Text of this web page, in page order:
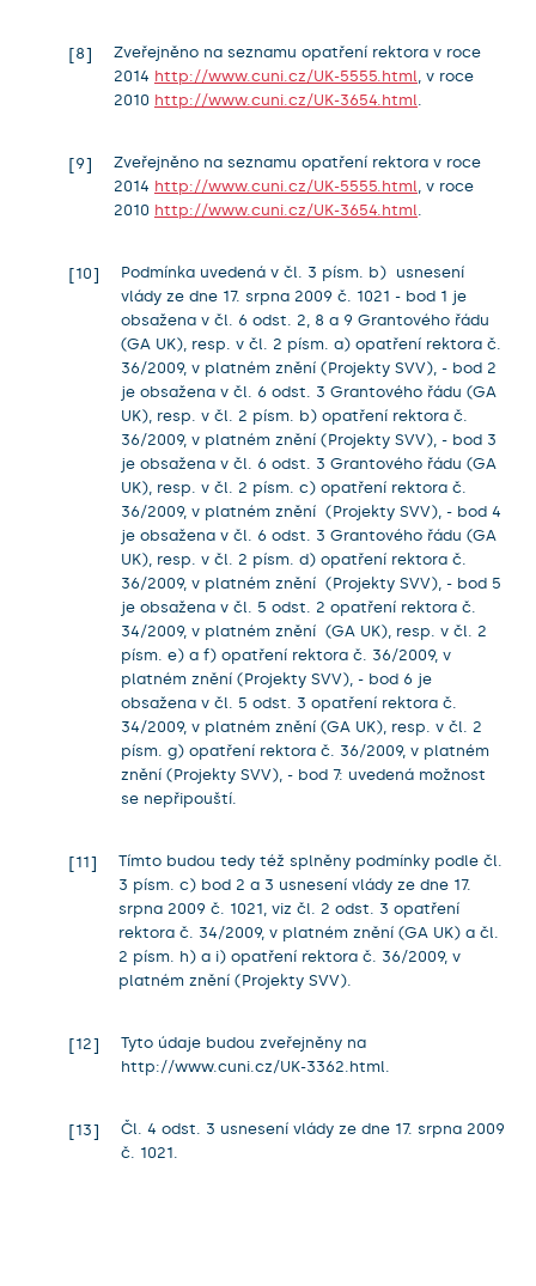
8
Zveřejněno na seznamu opatření rektora v roce
2014 http://www.cuni.cz/UK-5555.html , v roce
2010 http://www.cuni.cz/UK-3654.html
9
Zveřejněno na seznamu opatření rektora v roce
2014 http://www.cuni.cz/UK-5555.html , v roce
2010 http://www.cuni.cz/UK-3654.html
10
Podmínka uvedená v čl. 3 písm. b) usnesení
vlády ze dne 17. srpna 2009 č. 1021 - bod 1 je
obsažena v čl. 6 odst. 2, 8 a 9 Grantového řádu
(GA UK), resp. v čl. 2 písm. a) opatření rektora č.
36/2009, v platném znění (Projekty SVV), - bod 2
je obsažena v čl. 6 odst. 3 Grantového řádu (GA
UK), resp. v čl. 2 písm. b) opatření rektora č.
36/2009, v platném znění (Projekty SVV), - bod 3
je obsažena v čl. 6 odst. 3 Grantového řádu (GA
UK), resp. v čl. 2 písm. c) opatření rektora č.
36/2009, v platném znění (Projekty SVV), - bod 4
je obsažena v čl. 6 odst. 3 Grantového řádu (GA
UK), resp. v čl. 2 písm. d) opatření rektora č.
36/2009, v platném znění (Projekty SVV), - bod 5
je obsažena v čl. 5 odst. 2 opatření rektora č.
34/2009, v platném znění (GA UK), resp. v čl. 2
písm. e) a f) opatření rektora č. 36/2009, v
platném znění (Projekty SVV), - bod 6 je
obsažena v čl. 5 odst. 3 opatření rektora č.
34/2009, v platném znění (GA UK), resp. v čl. 2
písm. g) opatření rektora č. 36/2009, v platném
znění (Projekty SVV), - bod 7: uvedená možnost
se nepřipouští.
11
Tímto budou tedy též splněny podmínky podle čl.
3 písm. c) bod 2 a 3 usnesení vlády ze dne 17.
srpna 2009 č. 1021, viz čl. 2 odst. 3 opatření
rektora č. 34/2009, v platném znění (GA UK) a čl.
2 písm. h) a i) opatření rektora č. 36/2009, v
platném znění (Projekty SVV).
12
Tyto údaje budou zveřejněny na
http://www.cuni.cz/UK-3362.html.
13
Čl. 4 odst. 3 usnesení vlády ze dne 17. srpna 2009
č. 1021.